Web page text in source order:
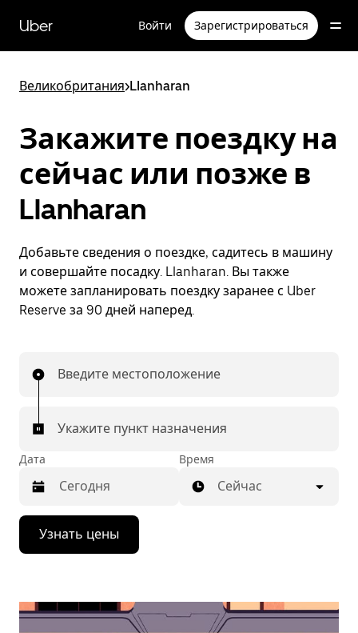
перейти
к
содержимому
Uber Войти Зарегистрироваться
Великобритания>Llanharan
Закажите поездку на
сейчас или позже в
Llanharan
Добавьте сведения о поездке, садитесь в машину
и совершайте посадку. Llanharan. Вы также
можете запланировать поездку заранее с Uber
Reserve за 90 дней наперед.
Введите местоположение
Укажите пункт назначения
Дата
Нажмите
стрелку
вниз,
календарю
Время
Сейчас
Узнать цены